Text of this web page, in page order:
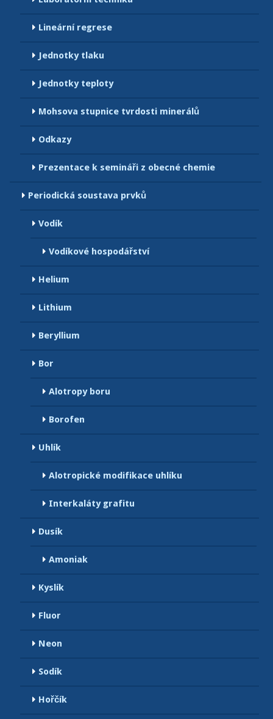
Lineární regrese
Jednotky tlaku
Jednotky teploty
Mohsova stupnice tvrdosti minerálů
Odkazy
Prezentace k semináři z obecné chemie
Periodická soustava prvků
Vodík
Vodíkové hospodářství
Helium
Lithium
Beryllium
Bor
Alotropy boru
Borofen
Uhlík
Alotropické modifikace uhlíku
Interkaláty grafitu
Dusík
Amoniak
Kyslík
Fluor
Neon
Sodík
Hořčík